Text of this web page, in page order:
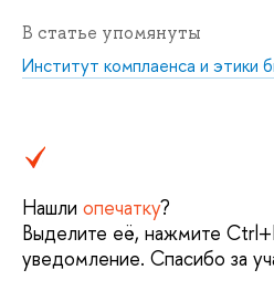
В статье упомянуты
Институт комплаенса и этики
Нашли опечатку?
Выделите её, нажмите
уведомление. Спасибо за